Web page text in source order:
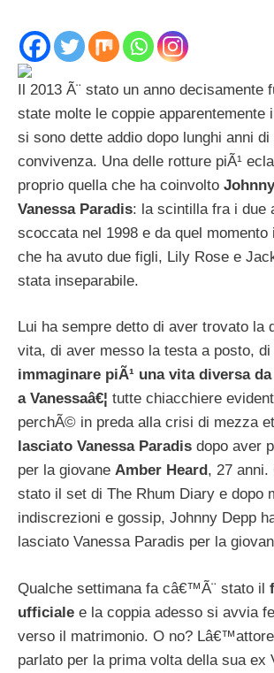
Il 2013 Ã¨ stato un anno decisamente
state molte le coppie apparentemente
si sono dette addio dopo lunghi anni
convivenza. Una delle rotture piÃ¹
proprio quella che ha coinvolto
Vanessa Paradis: la scintilla fra i due
scoccata nel 1998 e da quel momento
che ha avuto due figli, Lily Rose e
stata inseparabile.
Lui ha sempre detto di aver trovato la
vita, di aver messo la testa a posto, di
immaginare piÃ¹ una vita diversa
a Vanessaâ€¦ tutte chiacchiere
perchÃ© in preda alla crisi di mezza
lasciato Vanessa Paradis dopo aver
per la giovane Amber Heard , 27 anni.
stato il set di The Rhum Diary e dopo
indiscrezioni e gossip, Johnny Depp
lasciato Vanessa Paradis per la
Qualche settimana fa câ€™Ã¨ stato il
ufficiale e la coppia adesso si avvia
verso il matrimonio. O no?
parlato per la prima volta della sua ex